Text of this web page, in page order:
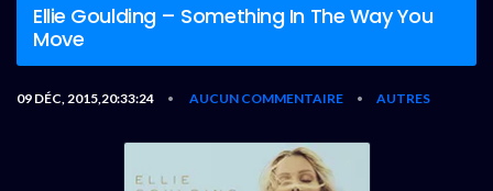
Ellie Goulding – Something In The Way You
Move
09 DÉC, 2015,20:33:24 • AUCUN COMMENTAIRE • AUTRES